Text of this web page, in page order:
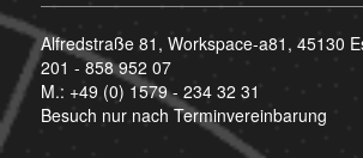
Alfredstraße 81, Workspace-a81, 45130
201 - 858 952 07
M.: +49 (0) 1579 - 234 32 31
Besuch nur nach Terminvereinbarung